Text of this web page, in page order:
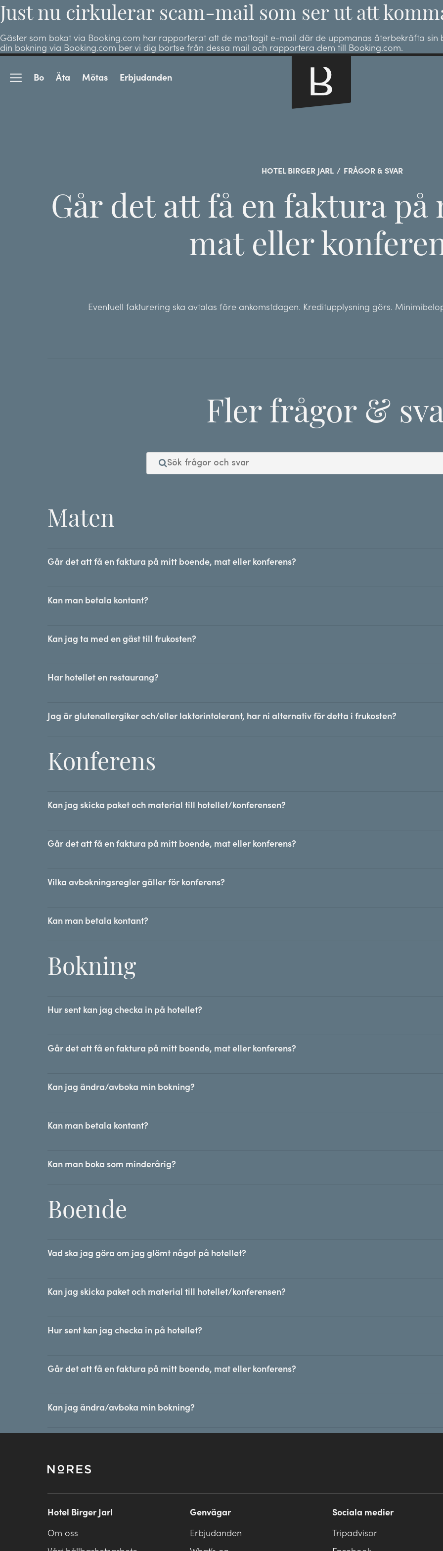
Just nu cirkulerar scam-mail som ser ut att
Gäster som bokat via Booking.com har rapporterat att de mottagit e-mail där de uppmanas återbekräfta
din bokning via Booking.com ber vi dig bortse från dessa mail och rapportera dem till Booking.com.
Bo Äta Mötas Erbjudanden
HOTEL BIRGER JARL / FRÅGOR & SVAR
Går det att få en faktura på
mat eller
Eventuell fakturering ska avtalas före ankomstdagen. Kreditupplysning görs.
Fler frågor &
Maten
Går det att få en faktura på mitt boende, mat eller konferens?
Kan man betala kontant?
Kan jag ta med en gäst till frukosten?
Har hotellet en restaurang?
Jag är glutenallergiker och/eller laktorintolerant, har ni alternativ för detta i frukosten?
Konferens
Kan jag skicka paket och material till hotellet/konferensen?
Går det att få en faktura på mitt boende, mat eller konferens?
Vilka avbokningsregler gäller för konferens?
Kan man betala kontant?
Bokning
Hur sent kan jag checka in på hotellet?
Går det att få en faktura på mitt boende, mat eller konferens?
Kan jag ändra/avboka min bokning?
Kan man betala kontant?
Kan man boka som minderårig?
Boende
Vad ska jag göra om jag glömt något på hotellet?
Kan jag skicka paket och material till hotellet/konferensen?
Hur sent kan jag checka in på hotellet?
Går det att få en faktura på mitt boende, mat eller konferens?
Kan jag ändra/avboka min bokning?
Hotel Birger Jarl
Om oss
Genvägar
Erbjudanden
Sociala medier
Tripadvisor